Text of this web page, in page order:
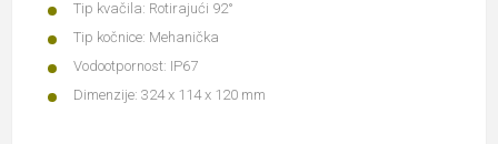
Tip kvačila: Rotirajući 92°
Tip kočnice: Mehanička
Vodootpornost: IP67
Dimenzije: 324 x 114 x 120 mm